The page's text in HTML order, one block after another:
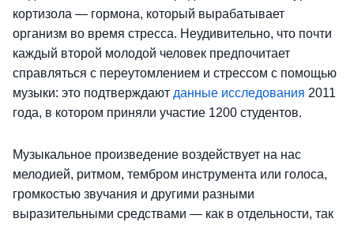
кортизола — гормона, который вырабатывает
организм во время стресса. Неудивительно, что почти
каждый второй молодой человек предпочитает
справляться с переутомлением и стрессом с помощью
музыки: это подтверждают данные исследования 2011
года, в котором приняли участие 1200 студентов.
Музыкальное произведение воздействует на нас
мелодией, ритмом, тембром инструмента или голоса,
громкостью звучания и другими разными
выразительными средствами — как в отдельности, так